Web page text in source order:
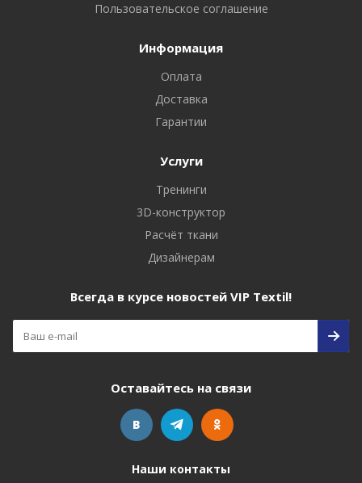
Пользовательское соглашение
Информация
Оплата
Доставка
Гарантии
Услуги
Тренинги
3D-конструктор
Расчёт ткани
Дизайнерам
Всегда в курсе новостей VIP Textil!
Оставайтесь на связи
Наши контакты